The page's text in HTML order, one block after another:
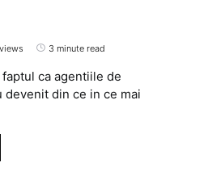
3 minute read
ca agentiile de
din ce in ce mai